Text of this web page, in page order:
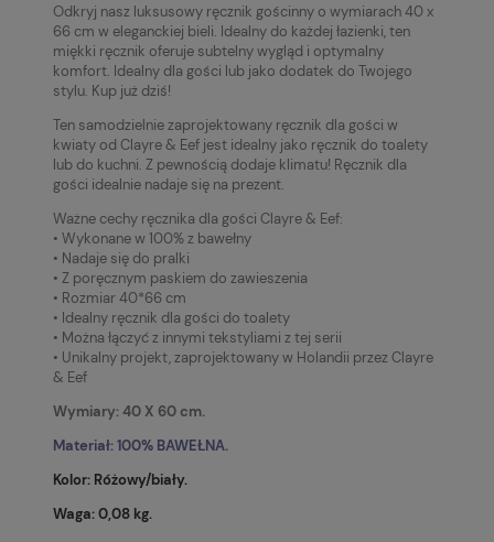
Odkryj nasz luksusowy ręcznik gościnny o wymiarach 40 x
66 cm w eleganckiej bieli. Idealny do każdej łazienki, ten
miękki ręcznik oferuje subtelny wygląd i optymalny
komfort. Idealny dla gości lub jako dodatek do Twojego
stylu. Kup już dziś!
Ten samodzielnie zaprojektowany ręcznik dla gości w
kwiaty od Clayre & Eef jest idealny jako ręcznik do toalety
lub do kuchni. Z pewnością dodaje klimatu! Ręcznik dla
gości idealnie nadaje się na prezent.
Ważne cechy ręcznika dla gości Clayre & Eef:
• Wykonane w 100% z bawełny
• Nadaje się do pralki
• Z poręcznym paskiem do zawieszenia
• Rozmiar 40*66 cm
• Idealny ręcznik dla gości do toalety
• Można łączyć z innymi tekstyliami z tej serii
• Unikalny projekt, zaprojektowany w Holandii przez Clayre
& Eef
Wymiary: 40 X 60 cm.
Materiał: 100% BAWEŁNA.
Kolor: Różowy/biały.
Waga:0,08 kg.